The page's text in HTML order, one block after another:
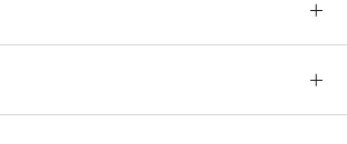
について